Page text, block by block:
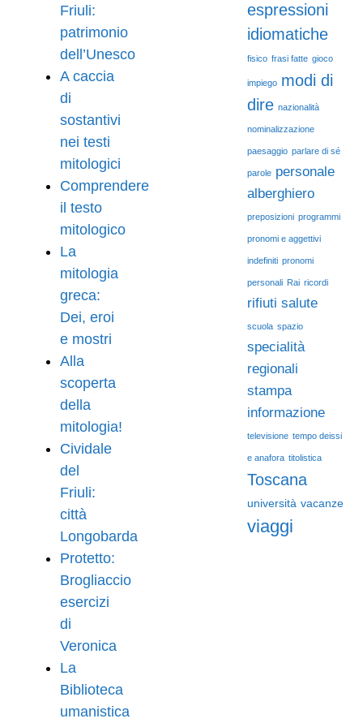
Friuli:
patrimonio
dell’Unesco
A caccia
di
sostantivi
nei testi
mitologici
Comprendere
il testo
mitologico
La
mitologia
greca:
Dei, eroi
e mostri
Alla
scoperta
della
mitologia!
Cividale
del
Friuli:
città
Longobarda
Protetto:
Brogliaccio
esercizi
di
Veronica
La
Biblioteca
umanistica
espressioni
idiomatiche
fisico frasi fatte gioco
impiego modi di
dire nazionalità
nominalizzazione
paesaggio parlare di sé
parole personale
alberghiero
preposizioni programmi
pronomi e aggettivi
indefiniti pronomi
personali Rai ricordi
rifiuti salute
scuola spazio
specialità
regionali
stampa
informazione
televisione tempo deissi
e anafora titolistica
Toscana
università vacanze
viaggi